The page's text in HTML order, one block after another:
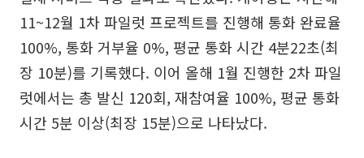
11~12월 1차 파일럿 프로젝트를 진행해 통화 완료율
100%, 통화 거부율 0%, 평균 통화 시간 4분22초(최
장 10분)를 기록했다. 이어 올해 1월 진행한 2차 파일
럿에서는 총 발신 120회, 재참여율 100%, 평균 통화
시간 5분 이상(최장 15분)으로 나타났다.